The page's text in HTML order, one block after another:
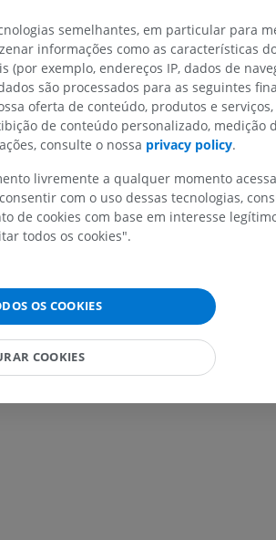
PREMIUM
Ressonância magnética
quadril
IRM
PREMIUM
IRM do joelho
IRM
PREMIUM
IRM do tornezelo e do
PREMIUM
semelhantes, em particular para
informações como as características
exemplo, endereços IP, dados de
são processados para as seguintes
oferta de conteúdo, produtos e serviços,
de conteúdo personalizado, medição
consulte o nossa privacy policy.
livremente a qualquer momento
com o uso dessas tecnologias,
de cookies com base em interesse
todos os cookies".
OS COOKIES
COOKIES